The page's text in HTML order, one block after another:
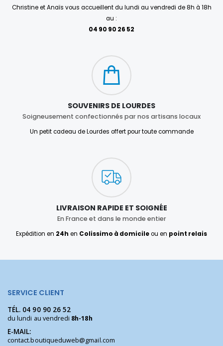
Christine et Anaïs vous accueillent du lundi au vendredi de 8h à 18h
au :
04 90 90 26 52
SOUVENIRS DE LOURDES
Soigneusement confectionnés par nos artisans locaux
Un petit cadeau de Lourdes offert pour toute commande
LIVRAISON RAPIDE ET SOIGNÉE
En France et dans le monde entier
Expédition en 24h en Colissimo à domicileou en point relais
SERVICE CLIENT
TÉL. 04 90 90 26 52
du lundi au vendredi 8h-18h
E-MAIL:
contact.boutiqueduweb@gmail.com